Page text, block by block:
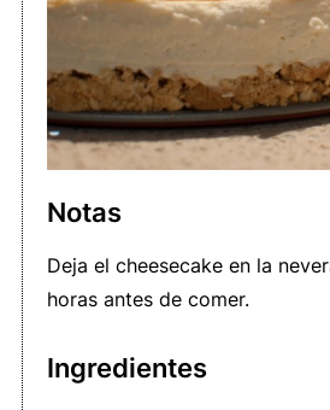
Notas
Deja el cheesecake en la
horas antes de comer.
Ingredientes